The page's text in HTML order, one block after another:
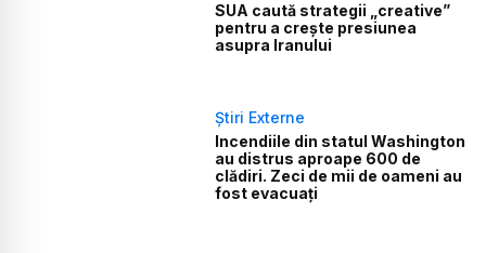
SUA caută strategii „creative”
pentru a crește presiunea
asupra Iranului
Știri Externe
Incendiile din statul Washington
au distrus aproape 600 de
clădiri. Zeci de mii de oameni au
fost evacuați